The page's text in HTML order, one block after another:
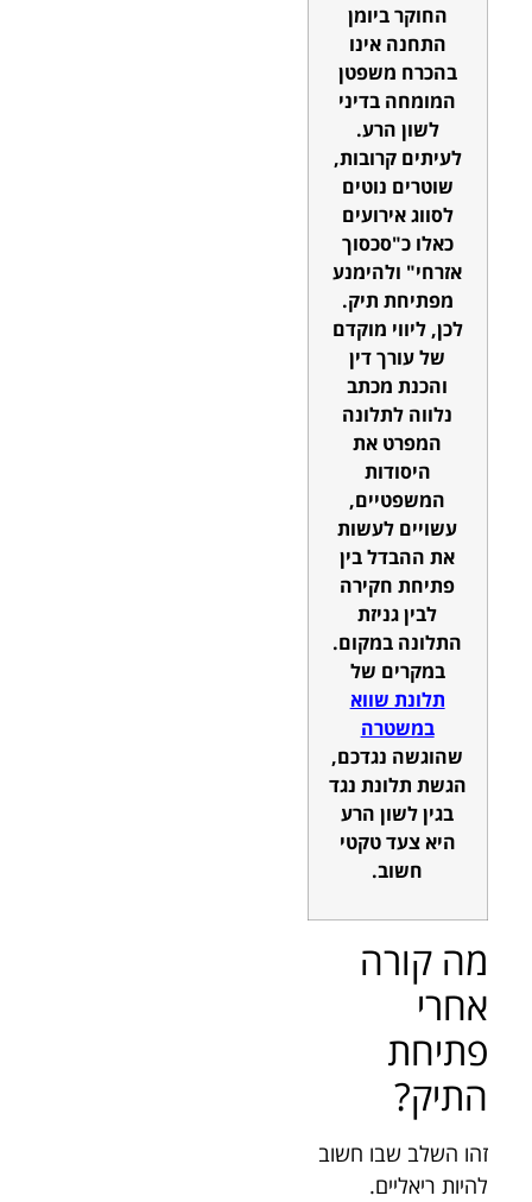
החוקר ביומן
התחנה אינו
בהכרח משפטן
המומחה בדיני
לשון הרע.
לעיתים קרובות,
שוטרים נוטים
לסווג אירועים
כאלו כ"סכסוך
אזרחי" ולהימנע
מפתיחת תיק.
לכן, ליווי מוקדם
של עורך דין
והכנת מכתב
נלווה לתלונה
המפרט את
היסודות
המשפטיים,
עשויים לעשות
את ההבדל בין
פתיחת חקירה
לבין גניזת
התלונה במקום.
במקרים של
תלונת שווא
במשטרה
שהוגשה נגדכם,
הגשת תלונת נגד
בגין לשון הרע
היא צעד טקטי
חשוב.
מה קורה
אחרי
פתיחת
התיק?
זהו השלב שבו חשוב
להיות ריאליים.